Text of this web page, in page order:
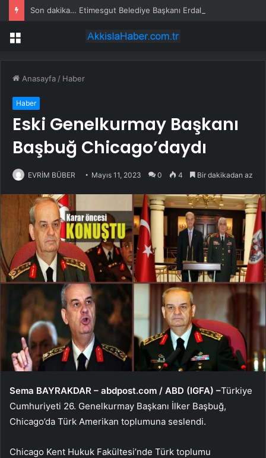
Menü
Anasayfa / Haber
Haber
Eski Genelkurmay Başkanı
Başbuğ Chicago’daydı
EVRİM BÜBER Mayıs 11, 2023 0 4 Bir dakikadan az
Sema BAYRAKDAR – abdpost.com / ABD (IGFA) –Türkiye
Cumhuriyeti 26. Genelkurmay Başkanı İlker Başbuğ,
Chicago’da Türk Amerikan toplumuna seslendi.
Chicago Kent Hukuk Fakültesi’nde Türk toplumu